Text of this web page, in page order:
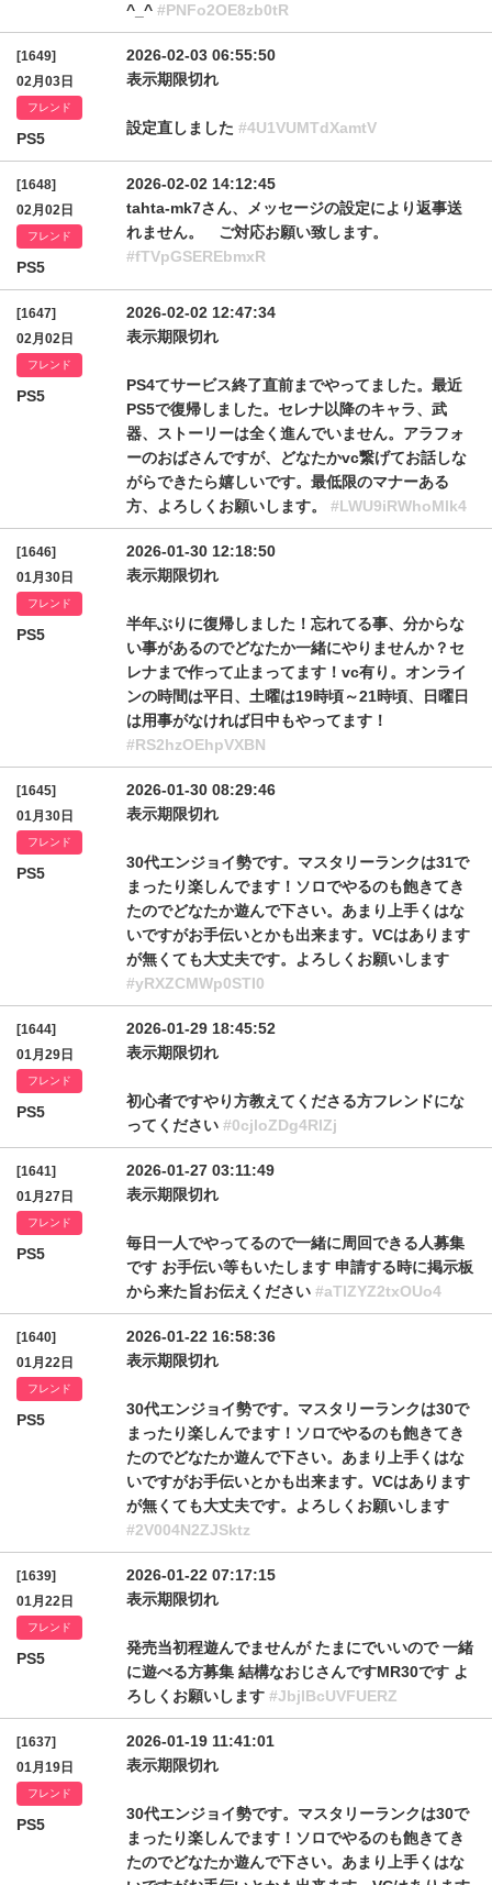
^_^ #PNFo2OE8zb0tR
[1649]
02月03日
フレンド
PS5
2026-02-03 06:55:50
表示期限切れ
設定直しました #4U1VUMTdXamtV
[1648]
02月02日
フレンド
PS5
2026-02-02 14:12:45
tahta-mk7さん、メッセージの設定により返事送
れません。 ご対応お願い致します。
#fTVpGSEREbmxR
[1647]
02月02日
フレンド
PS5
2026-02-02 12:47:34
表示期限切れ
PS4てサービス終了直前までやってました。最近
PS5で復帰しました。セレナ以降のキャラ、武
器、ストーリーは全く進んでいません。アラフォ
ーのおばさんですが、どなたかvc繋げてお話しな
がらできたら嬉しいです。最低限のマナーある
方、よろしくお願いします。 #LWU9iRWhoMlk4
[1646]
01月30日
フレンド
PS5
2026-01-30 12:18:50
表示期限切れ
半年ぶりに復帰しました！忘れてる事、分からな
い事があるのでどなたか一緒にやりませんか？セ
レナまで作って止まってます！vc有り。オンライ
ンの時間は平日、土曜は19時頃～21時頃、日曜日
は用事がなければ日中もやってます！
#RS2hzOEhpVXBN
[1645]
01月30日
フレンド
PS5
2026-01-30 08:29:46
表示期限切れ
30代エンジョイ勢です。マスタリーランクは31で
まったり楽しんでます！ソロでやるのも飽きてき
たのでどなたか遊んで下さい。あまり上手くはな
いですがお手伝いとかも出来ます。VCはあります
が無くても大丈夫です。よろしくお願いします
#yRXZCMWp0STI0
[1644]
01月29日
フレンド
PS5
2026-01-29 18:45:52
表示期限切れ
初心者ですやり方教えてくださる方フレンドにな
ってください #0cjloZDg4RlZj
[1641]
01月27日
フレンド
PS5
2026-01-27 03:11:49
表示期限切れ
毎日一人でやってるので一緒に周回できる人募集
です お手伝い等もいたします 申請する時に掲示板
から来た旨お伝えください #aTlZYZ2txOUo4
[1640]
01月22日
フレンド
PS5
2026-01-22 16:58:36
表示期限切れ
30代エンジョイ勢です。マスタリーランクは30で
まったり楽しんでます！ソロでやるのも飽きてき
たのでどなたか遊んで下さい。あまり上手くはな
いですがお手伝いとかも出来ます。VCはあります
が無くても大丈夫です。よろしくお願いします
#2V004N2ZJSktz
[1639]
01月22日
フレンド
PS5
2026-01-22 07:17:15
表示期限切れ
発売当初程遊んでませんが たまにでいいので 一緒
に遊べる方募集 結構なおじさんですMR30です よ
ろしくお願いします #JbjlBcUVFUERZ
[1637]
01月19日
フレンド
PS5
2026-01-19 11:41:01
表示期限切れ
30代エンジョイ勢です。マスタリーランクは30で
まったり楽しんでます！ソロでやるのも飽きてき
たのでどなたか遊んで下さい。あまり上手くはな